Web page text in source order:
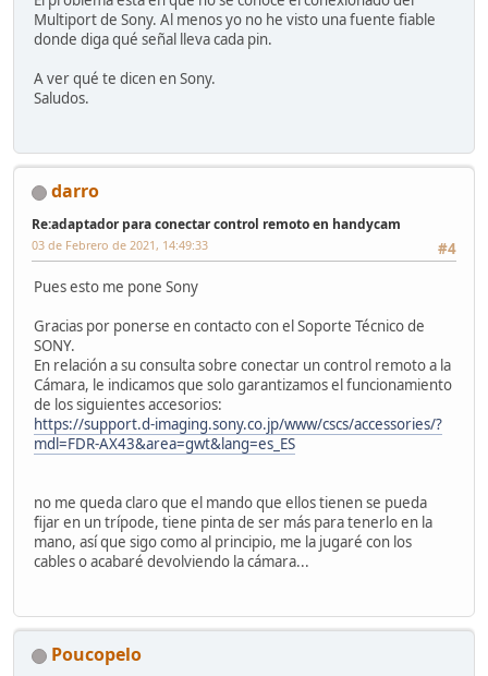
Multiport de Sony. Al menos yo no he visto una fuente fiable
donde diga qué señal lleva cada pin.
A ver qué te dicen en Sony.
Saludos.
darro
Re:adaptador para conectar control remoto en handycam
#4
03 de Febrero de 2021, 14:49:33
Pues esto me pone Sony
Gracias por ponerse en contacto con el Soporte Técnico de
SONY.
En relación a su consulta sobre conectar un control remoto a la
Cámara, le indicamos que solo garantizamos el funcionamiento
de los siguientes accesorios:
https://support.d-imaging.sony.co.jp/www/cscs/accessories/?
mdl=FDR-AX43&area=gwt&lang=es_ES
no me queda claro que el mando que ellos tienen se pueda
fijar en un trípode, tiene pinta de ser más para tenerlo en la
mano, así que sigo como al principio, me la jugaré con los
cables o acabaré devolviendo la cámara...
Poucopelo